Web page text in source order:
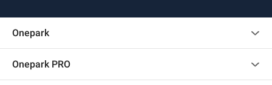
Onepark
Recrutement
Onepark PRO